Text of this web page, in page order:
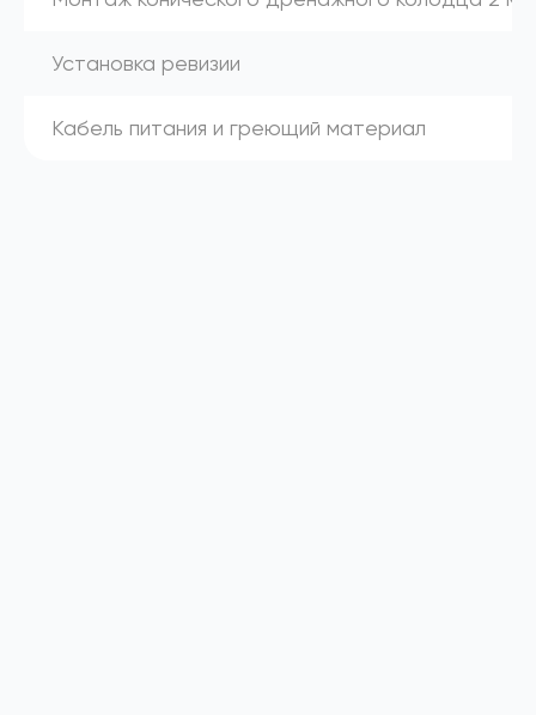
Установка ревизии
Кабель питания и греющий материал